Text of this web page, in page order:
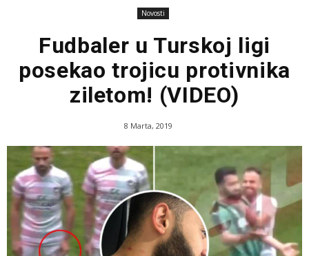
Novosti
Fudbaler u Turskoj ligi
posekao trojicu protivnika
ziletom! (VIDEO)
8 Marta, 2019